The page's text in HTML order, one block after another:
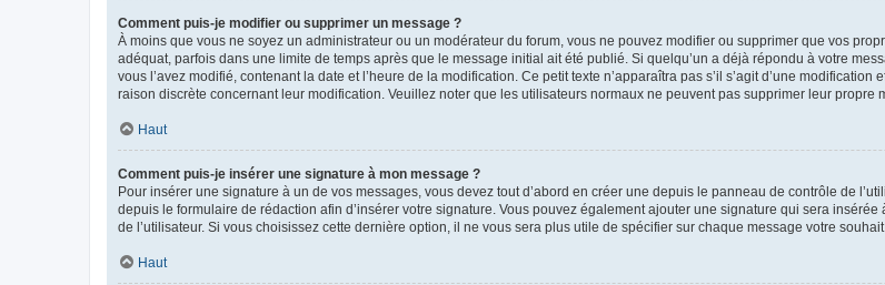
Comment puis-je modifier ou supprimer un message ?
À moins que vous ne soyez un administrateur ou un modérateur du forum, vous ne pouvez modifier ou supprimer que vos
adéquat, parfois dans une limite de temps après que le message initial ait été publié. Si quelqu’un a déjà répondu à votre
vous l’avez modifié, contenant la date et l’heure de la modification. Ce petit texte n’apparaîtra pas s’il s’agit d’une
raison discrète concernant leur modification. Veuillez noter que les utilisateurs normaux ne peuvent pas supprimer leur propre
Haut
Comment puis-je insérer une signature à mon message ?
Pour insérer une signature à un de vos messages, vous devez tout d’abord en créer une depuis le panneau de contrôle de
depuis le formulaire de rédaction afin d’insérer votre signature. Vous pouvez également ajouter une signature qui sera
de l’utilisateur. Si vous choisissez cette dernière option, il ne vous sera plus utile de spécifier sur chaque message votre souhait
Haut